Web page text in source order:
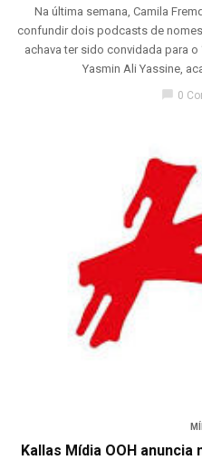
Na última semana, Camila
confundir dois podcasts de
achava ter sido convidada para
Yasmin Ali Yassine,
0
Kallas Mídia OOH